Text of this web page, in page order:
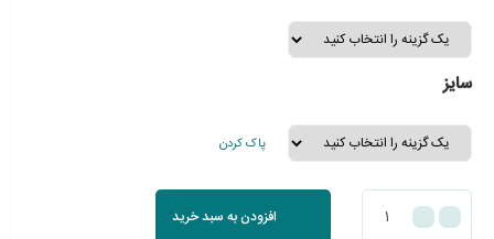
سایز
پاک کردن
افزودن به سبد خرید